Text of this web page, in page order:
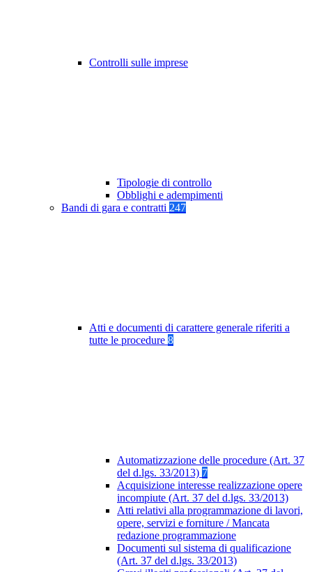
Controlli sulle imprese
Tipologie di controllo
Obblighi e adempimenti
Bandi di gara e contratti 247
Atti e documenti di carattere generale riferiti a
tutte le procedure 8
Automatizzazione delle procedure (Art. 37
del d.lgs. 33/2013) 7
Acquisizione interesse realizzazione opere
incompiute (Art. 37 del d.lgs. 33/2013)
Atti relativi alla programmazione di lavori,
opere, servizi e forniture / Mancata
redazione programmazione
Documenti sul sistema di qualificazione
(Art. 37 del d.lgs. 33/2013)